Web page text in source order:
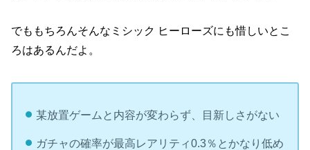
でももちろんそんなミシック ヒーローズにも惜しいとこ
ろはあるんだよ。
某放置ゲームと内容が変わらず、目新しさがない
ガチャの確率が最高レアリティ0.3％とかなり低め